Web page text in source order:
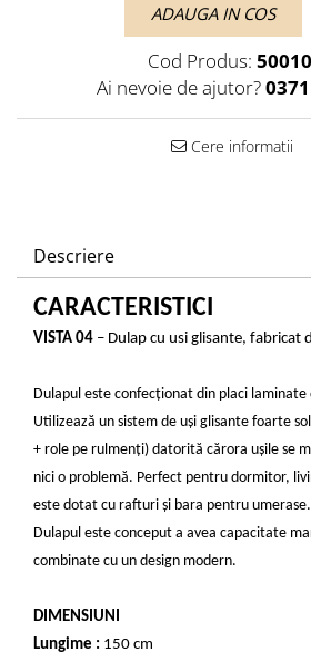
ADAUGA IN COS
Cod Produs:
Ai nevoie de ajutor?
Cere informatii
Descriere
CARACTERISTICI
VISTA 04 – Dulap cu usi glisante, fabricat
Dulapul este confecționat din placi
Utilizează un sistem de uși glisante foarte
+ role pe rulmenți) datorită cărora ușile se
nici o problemă. Perfect pentru dormitor,
este dotat cu rafturi și bara pentru umerase.
Dulapul este conceput a avea capacitate
combinate cu un design modern.
DIMENSIUNI
Lungime : 150 cm